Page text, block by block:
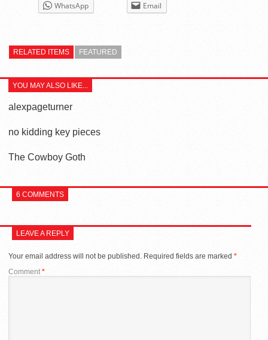
WhatsApp Email
RELATED ITEMS FEATURED
YOU MAY ALSO LIKE...
alexpageturner
no kidding key pieces
The Cowboy Goth
6 COMMENTS
LEAVE A REPLY
Your email address will not be published. Required fields are marked *
Comment *